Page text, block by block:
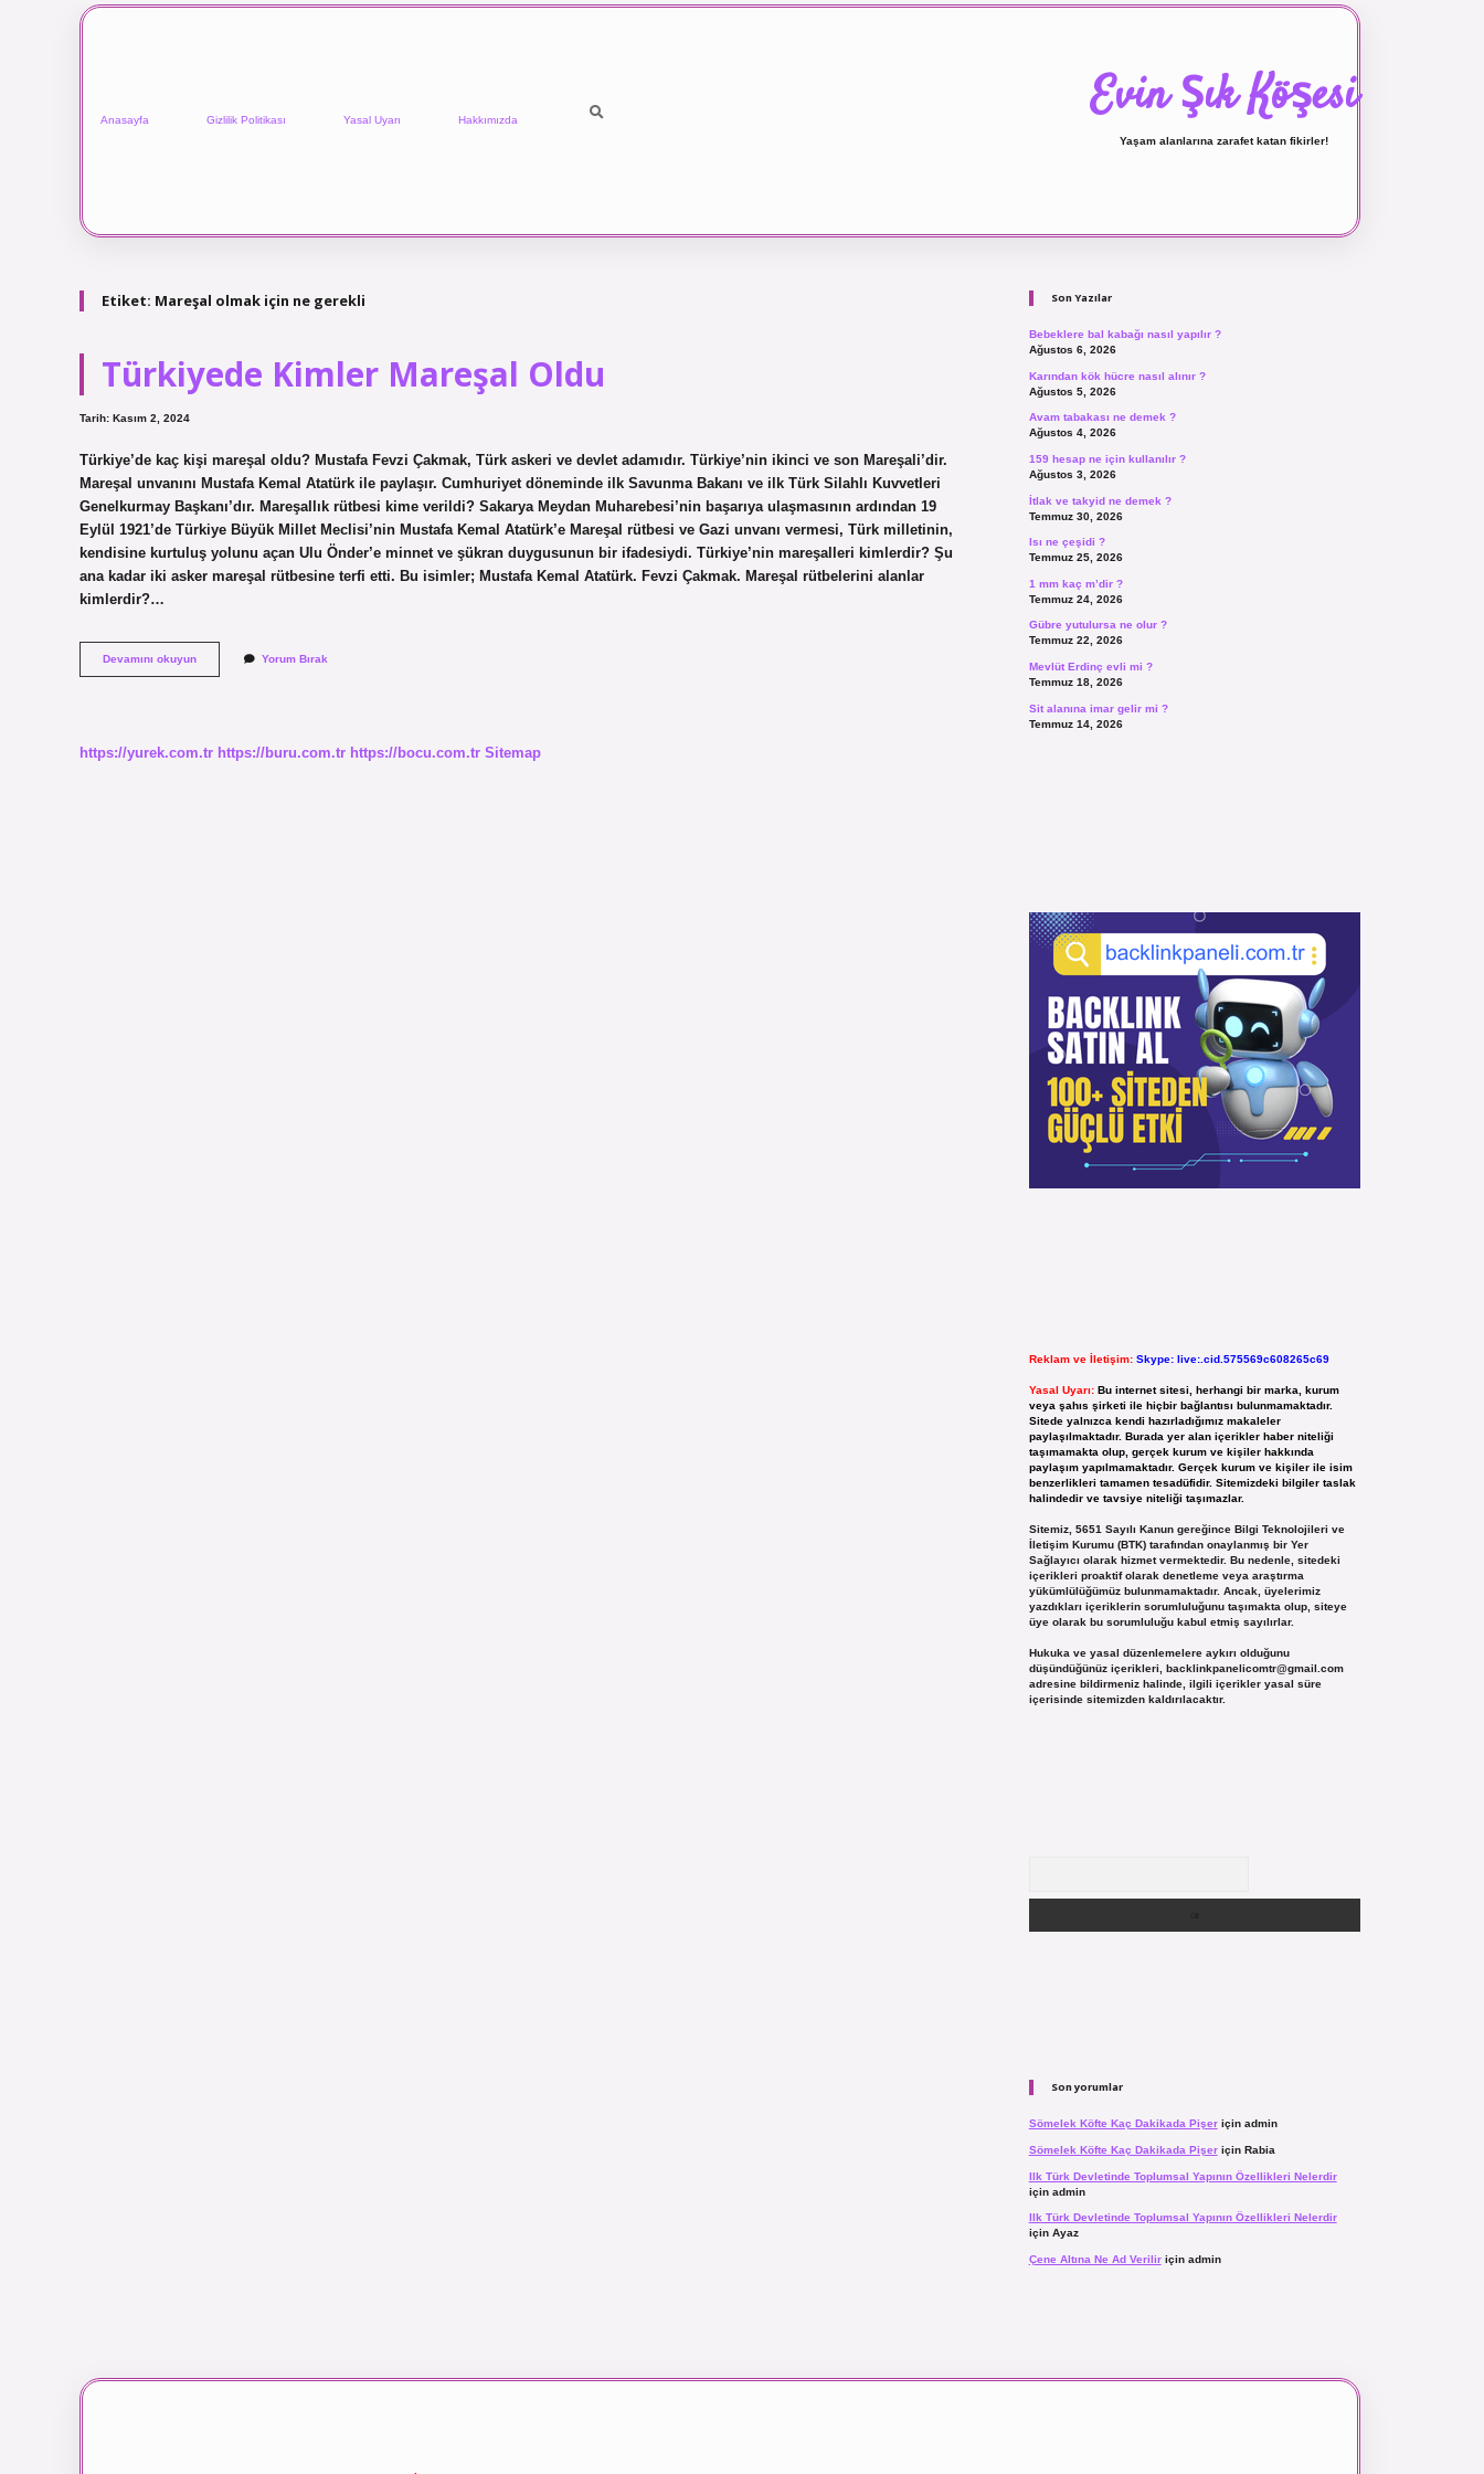
Anasayfa Gizlilik Politikası Yasal Uyarı Hakkımızda Evin Şık Köşesi
Yaşam alanlarına zarafet katan fikirler!
Etiket: Mareşal olmak için ne gerekli
Türkiyede Kimler Mareşal Oldu
Tarih: Kasım 2, 2024
Türkiye’de kaç kişi mareşal oldu? Mustafa Fevzi Çakmak, Türk askeri ve devlet adamıdır. Türkiye’nin ikinci ve son Mareşali’dir.
Mareşal unvanını Mustafa Kemal Atatürk ile paylaşır. Cumhuriyet döneminde ilk Savunma Bakanı ve ilk Türk Silahlı Kuvvetleri
Genelkurmay Başkanı’dır. Mareşallık rütbesi kime verildi? Sakarya Meydan Muharebesi’nin başarıya ulaşmasının ardından 19
Eylül 1921’de Türkiye Büyük Millet Meclisi’nin Mustafa Kemal Atatürk’e Mareşal rütbesi ve Gazi unvanı vermesi, Türk milletinin,
kendisine kurtuluş yolunu açan Ulu Önder’e minnet ve şükran duygusunun bir ifadesiydi. Türkiye’nin mareşalleri kimlerdir? Şu
ana kadar iki asker mareşal rütbesine terfi etti. Bu isimler; Mustafa Kemal Atatürk. Fevzi Çakmak. Mareşal rütbelerini alanlar
kimlerdir?…
Devamını okuyunTürkiyede
Kimler
Yorum Bırak
https://yurek.com.tr https://buru.com.tr https://bocu.com.tr Sitemap
Son Yazılar
Bebeklere bal kabağı nasıl yapılır ?
Ağustos 6, 2026
Karından kök hücre nasıl alınır ?
Ağustos 5, 2026
Avam tabakası ne demek ?
Ağustos 4, 2026
159 hesap ne için kullanılır ?
Ağustos 3, 2026
İtlak ve takyid ne demek ?
Temmuz 30, 2026
Isı ne çeşidi ?
Temmuz 25, 2026
1 mm kaç m’dir ?
Temmuz 24, 2026
Gübre yutulursa ne olur ?
Temmuz 22, 2026
Mevlüt Erdinç evli mi ?
Temmuz 18, 2026
Sit alanına imar gelir mi ?
Temmuz 14, 2026
Reklam ve İletişim: Skype: live:.cid.575569c608265c69
Yasal Uyarı: Bu internet sitesi, herhangi bir marka, kurum
veya şahıs şirketi ile hiçbir bağlantısı bulunmamaktadır.
Sitede yalnızca kendi hazırladığımız makaleler
paylaşılmaktadır. Burada yer alan içerikler haber niteliği
taşımamakta olup, gerçek kurum ve kişiler hakkında
paylaşım yapılmamaktadır. Gerçek kurum ve kişiler ile isim
benzerlikleri tamamen tesadüfidir. Sitemizdeki bilgiler taslak
halindedir ve tavsiye niteliği taşımazlar.
Sitemiz, 5651 Sayılı Kanun gereğince Bilgi Teknolojileri ve
İletişim Kurumu (BTK) tarafından onaylanmış bir Yer
Sağlayıcı olarak hizmet vermektedir. Bu nedenle, sitedeki
içerikleri proaktif olarak denetleme veya araştırma
yükümlülüğümüz bulunmamaktadır. Ancak, üyelerimiz
yazdıkları içeriklerin sorumluluğunu taşımakta olup, siteye
üye olarak bu sorumluluğu kabul etmiş sayılırlar.
Hukuka ve yasal düzenlemelere aykırı olduğunu
düşündüğünüz içerikleri, backlinkpanelicomtr@gmail.com
adresine bildirmeniz halinde, ilgili içerikler yasal süre
içerisinde sitemizden kaldırılacaktır.
Son yorumlar
Sömelek Köfte Kaç Dakikada Pişeriçin admin
Sömelek Köfte Kaç Dakikada Pişeriçin Rabia
Ilk Türk Devletinde Toplumsal Yapının Özellikleri Nelerdir
için admin
Ilk Türk Devletinde Toplumsal Yapının Özellikleri Nelerdir
için Ayaz
Çene Altına Ne Ad Veriliriçin admin